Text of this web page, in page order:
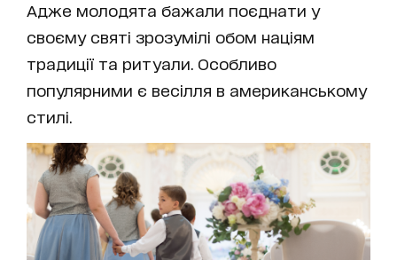
Адже молодята бажали поєднати у
своєму святі зрозумілі обом націям
традиції та ритуали. Особливо
популярними є весілля в американському
стилі.